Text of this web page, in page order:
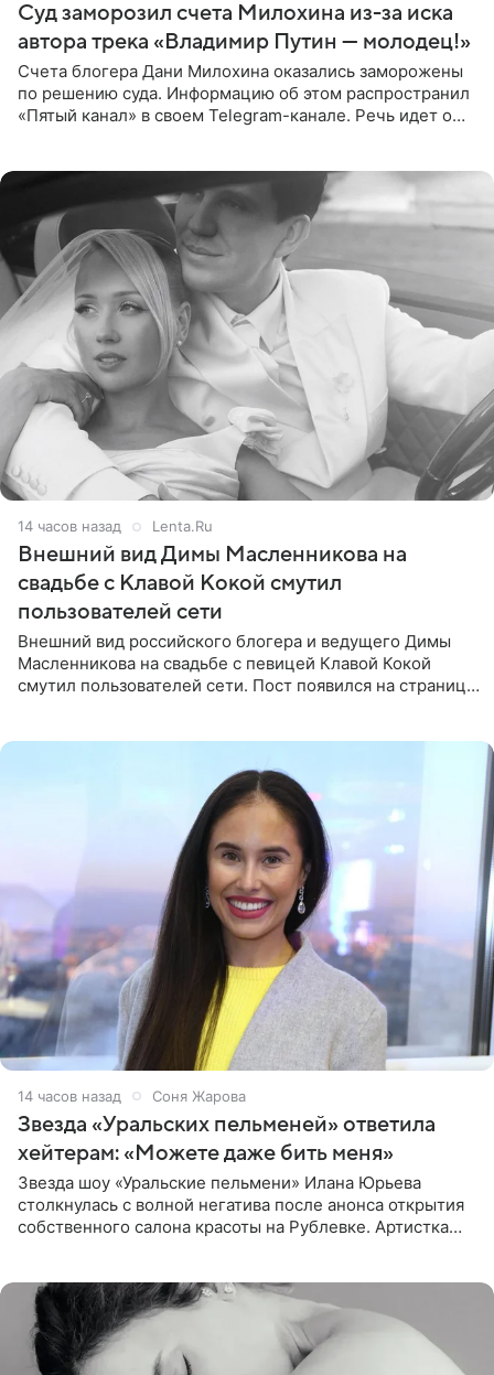
Суд заморозил счета Милохина из-за иска
автора трека «Владимир Путин — молодец!»
Счета блогера Дани Милохина оказались заморожены
по решению суда. Информацию об этом распространил
«Пятый канал» в своем Telegram-канале. Речь идет о
14 часов назад Lenta.Ru
Внешний вид Димы Масленникова на
свадьбе с Клавой Кокой смутил
пользователей сети
Внешний вид российского блогера и ведущего Димы
Масленникова на свадьбе с певицей Клавой Кокой
смутил пользователей сети. Пост появился на странице
14 часов назад Соня Жарова
Звезда «Уральских пельменей» ответила
хейтерам: «Можете даже бить меня»
Звезда шоу «Уральские пельмени» Илана Юрьева
столкнулась с волной негатива после анонса открытия
собственного салона красоты на Рублевке. Артистка